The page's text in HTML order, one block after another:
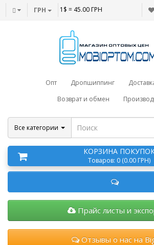
ГРН 1$ = 45.00 ГРН
Опт Дропшиппинг
Возврат и обмен
Все категории
КОРЗИНА
Товаров: 0 (0.00 ГРН)
Прайс листы и
Отзывы о нас на